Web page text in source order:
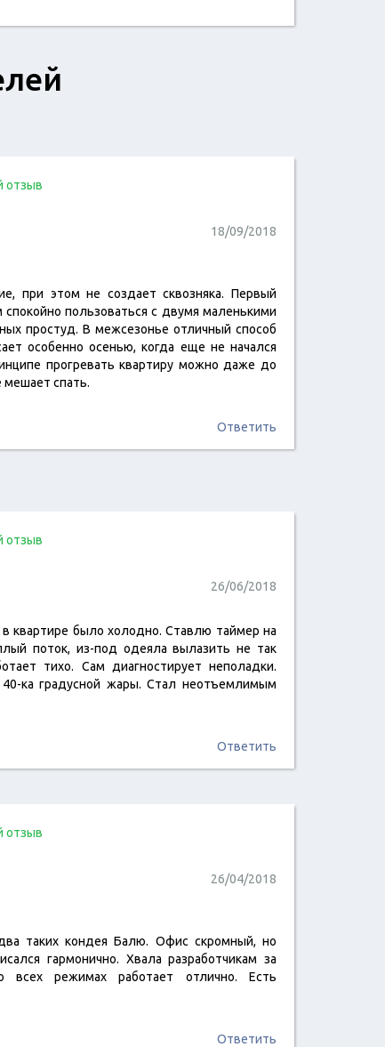
читать отзыв
отзыв
18/09/2018
при этом не создает сквозняка. Первый
пользоваться с двумя маленькими
простуд. В межсезонье отличный способ
особенно осенью, когда еще не начался
прогревать квартиру можно даже до
мешает спать.
Ответить
читать отзыв
отзыв
26/06/2018
квартире было холодно. Ставлю таймер на
поток, из-под одеяла вылазить не так
тихо. Сам диагностирует неполадки.
40-ка градусной жары. Стал неотъемлимым
Ответить
отзыв
26/04/2018
таких кондея Балю. Офис скромный, но
гармонично. Хвала разработчикам за
всех режимах работает отлично. Есть
Ответить